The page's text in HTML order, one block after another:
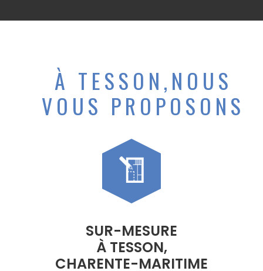
À TESSON,NOUS
VOUS PROPOSONS
SUR-MESURE
À TESSON,
CHARENTE-MARITIME